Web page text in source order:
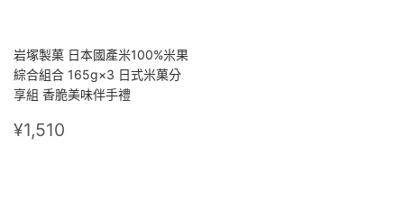
岩塚製菓 日本國產米100%米果
綜合組合 165g×3 日式米菓分
享組 香脆美味伴手禮
定
價
¥1,510